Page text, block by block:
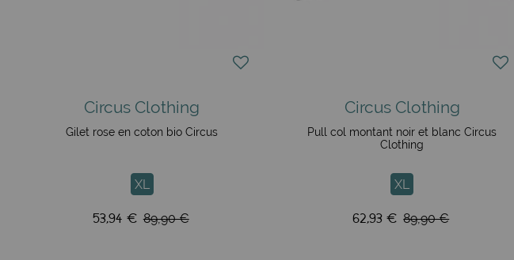
Circus Clothing
Gilet rose en coton bio Circus
XL
53,94 € 89,90 €
Circus Clothing
Pull col montant noir et blanc Circus
Clothing
XL
62,93 € 89,90 €